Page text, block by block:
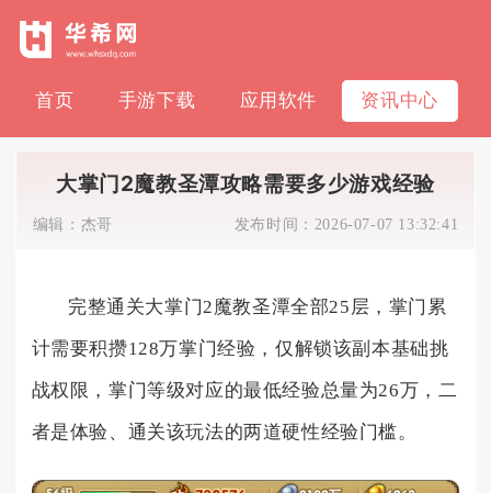
首页 手游下载 应用软件 资讯中心
大掌门2魔教圣潭攻略需要多少游戏经验
编辑： 杰哥 发布时间： 2026-07-07 13:32:41
完整通关大掌门2魔教圣潭全部25层，掌门累
计需要积攒128万掌门经验，仅解锁该副本基础挑
战权限，掌门等级对应的最低经验总量为26万，二
者是体验、通关该玩法的两道硬性经验门槛。